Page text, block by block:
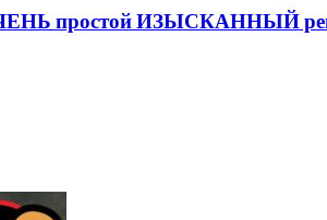
простой ИЗЫСКАННЫЙ